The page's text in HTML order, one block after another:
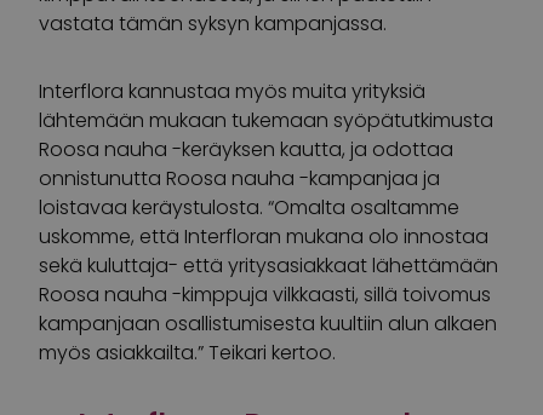
vastata tämän syksyn kampanjassa.
Interflora kannustaa myös muita yrityksiä
lähtemään mukaan tukemaan syöpätutkimusta
Roosa nauha -keräyksen kautta, ja odottaa
onnistunutta Roosa nauha -kampanjaa ja
loistavaa keräystulosta. “Omalta osaltamme
uskomme, että Interfloran mukana olo innostaa
sekä kuluttaja- että yritysasiakkaat lähettämään
Roosa nauha -kimppuja vilkkaasti, sillä toivomus
kampanjaan osallistumisesta kuultiin alun alkaen
myös asiakkailta.” Teikari kertoo.